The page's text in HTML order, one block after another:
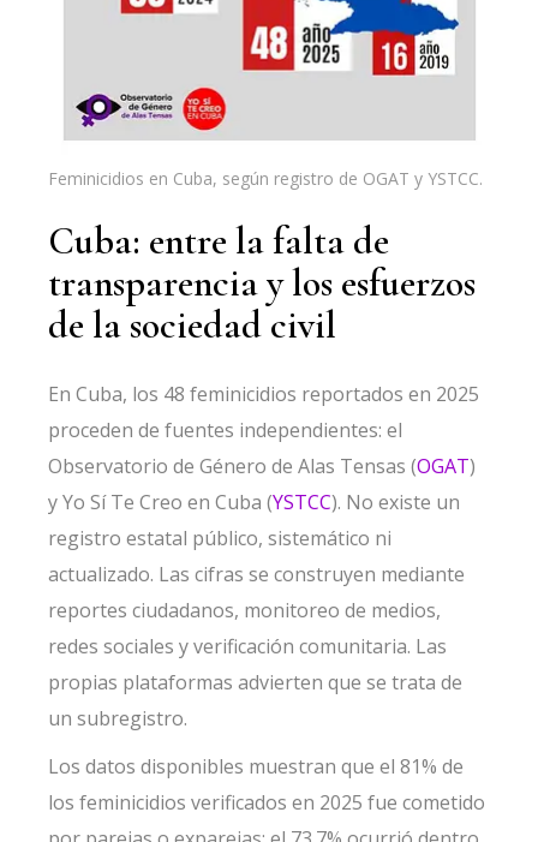
Feminicidios en Cuba, según registro de OGAT y YSTCC.
Cuba: entre la falta de
transparencia y los esfuerzos
de la sociedad civil
En Cuba, los 48 feminicidios reportados en 2025
proceden de fuentes independientes: el
Observatorio de Género de Alas Tensas (OGAT)
y Yo Sí Te Creo en Cuba (YSTCC). No existe un
registro estatal público, sistemático ni
actualizado. Las cifras se construyen mediante
reportes ciudadanos, monitoreo de medios,
redes sociales y verificación comunitaria. Las
propias plataformas advierten que se trata de
un subregistro.
Los datos disponibles muestran que el 81% de
los feminicidios verificados en 2025 fue cometido